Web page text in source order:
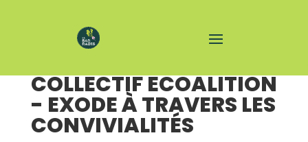
COLLECTIF ECOALITION
- EXODE À TRAVERS LES
CONVIVIALITÉS